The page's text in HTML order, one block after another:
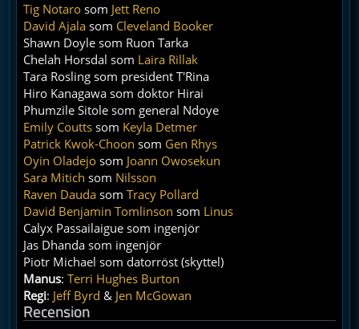
Tig Notaro som Jett Reno
David Ajala som Cleveland Booker
Shawn Doyle som Ruon Tarka
Chelah Horsdal som Laira Rillak
Tara Rosling som president T'Rina
Hiro Kanagawa som doktor Hirai
Phumzile Sitole som general Ndoye
Emily Coutts som Keyla Detmer
Patrick Kwok-Choon som Gen Rhys
Oyin Oladejo som Joann Owosekun
Sara Mitich som Nilsson
Raven Dauda somTracy Pollard
David Benjamin Tomlinson som Linus
Calyx Passailaigue som ingenjör
Jas Dhanda som ingenjör
Piotr Michael som datorröst (skyttel)
Manus:Terri Hughes Burton
Regi: Jeff Byrd & Jen McGowan
Recension